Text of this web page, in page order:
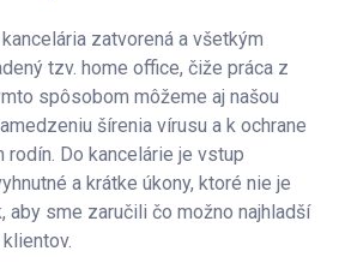
zatvorená a všetkým
tzv. home office, čiže práca z
spôsobom môžeme aj našou
šírenia vírusu a k ochrane
rodín. Do kancelárie je vstup
a krátke úkony, ktoré nie je
aby sme zaručili čo možno najhladší